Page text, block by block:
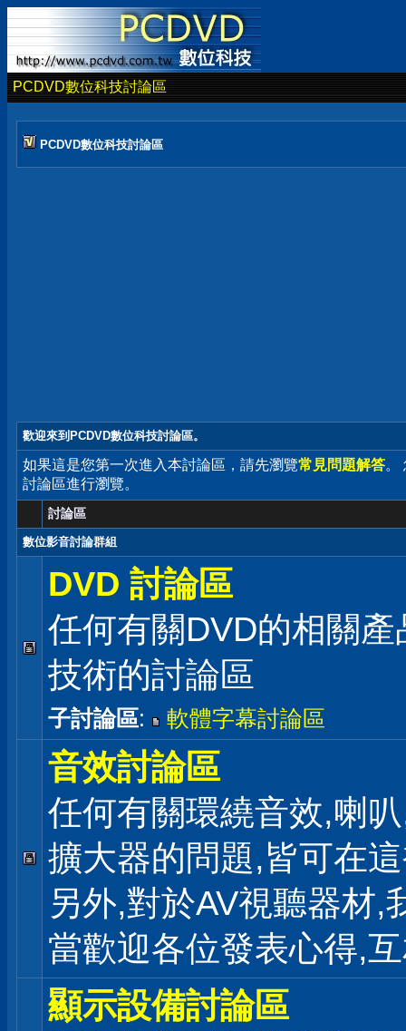
PCDVD數位科技討論區
PCDVD數位科技討論區
歡迎來到PCDVD數位科技討論區。
如果這是您第一次進入本討論區，請先瀏覽常見問題解答。
討論區進行瀏覽。
討論區
數位影音討論群組
DVD 討論區
任何有關DVD的相關產
技術的討論區
子討論區: 軟體字幕討論區
音效討論區
任何有關環繞音效,喇
擴大器的問題,皆可在
另外,對於AV視聽器材,
當歡迎各位發表心得,
顯示設備討論區